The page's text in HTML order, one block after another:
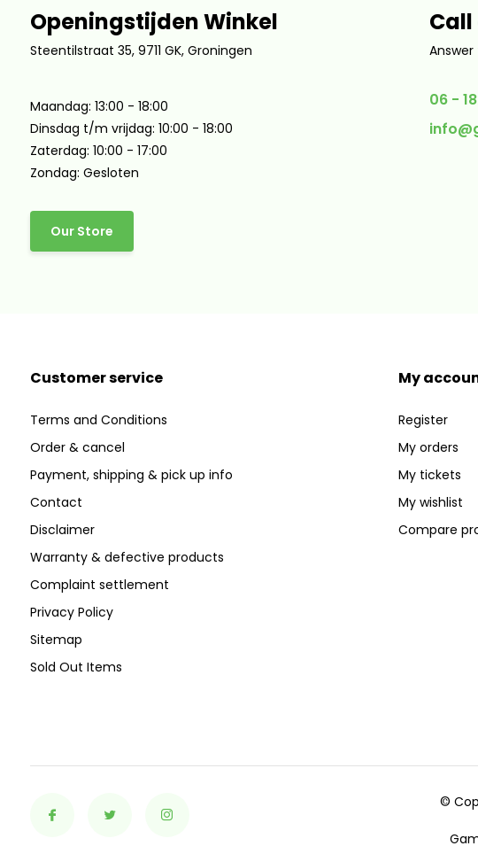
Openingstijden Winkel
Steentilstraat 35, 9711 GK, Groningen
Maandag: 13:00 - 18:00
Dinsdag t/m vrijdag: 10:00 - 18:00
Zaterdag: 10:00 - 17:00
Zondag: Gesloten
Our Store
Call
06 -
Customer service
Terms and Conditions
Order & cancel
Payment, shipping & pick up info
Contact
Disclaimer
Warranty & defective products
Complaint settlement
Privacy Policy
Sitemap
Sold Out Items
My
Register
My orders
My tickets
My wishlist
Compare
©